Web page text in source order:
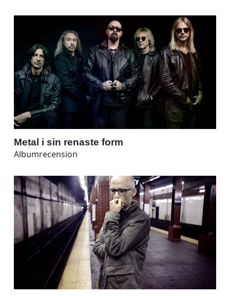
Metal i sin renaste form
Albumrecension